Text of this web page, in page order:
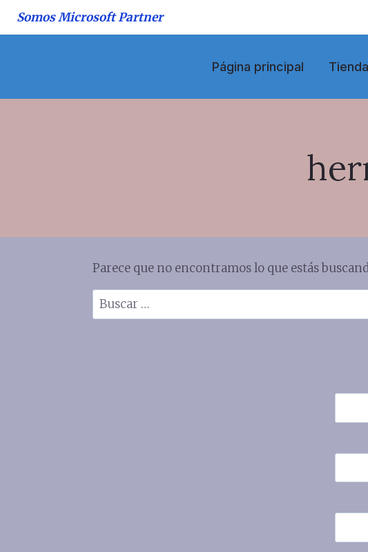
Somos Microsoft Partner
Página principal Tienda
Parece que no encontramos lo que estás
Buscar: